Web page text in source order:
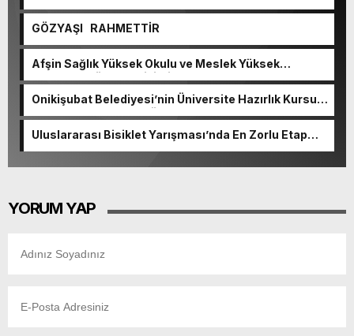
GÖZYAŞI RAHMETTİR
Afşin Sağlık Yüksek Okulu ve Meslek Yüksek
Okulunda görev değişimi!
Onikişubat Belediyesi’nin Üniversite Hazırlık Kursu
başvurularında son gün 7 Ağustos.
Uluslararası Bisiklet Yarışması’nda En Zorlu Etap
YORUM YAP